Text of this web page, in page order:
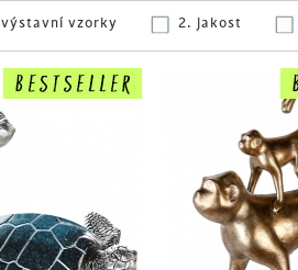
2. jakost
výstavní vzorky